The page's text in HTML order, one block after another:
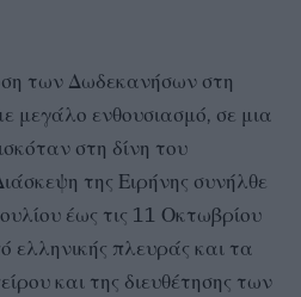
των Δωδεκανήσων στη
μεγάλο ενθουσιασμό, σε μια
στη δίνη του
της Ειρήνης συνήλθε
έως τις 11 Οκτωβρίου
ελληνικής πλευράς και τα
και της διευθέτησης των